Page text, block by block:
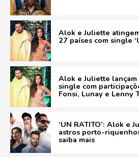
Alok e Juliette
27 países com single
Alok e Juliette lançam
single com
Fonsi, Lunay e Lenny
‘UN RATITO’: Alok e
astros porto-
saiba mais